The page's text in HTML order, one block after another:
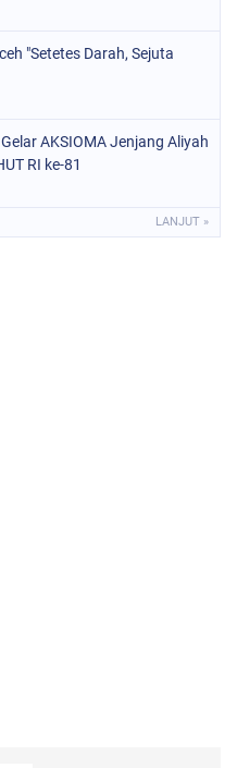
"Setetes Darah, Sejuta
AKSIOMA Jenjang Aliyah
RI ke-81
LANJUT »